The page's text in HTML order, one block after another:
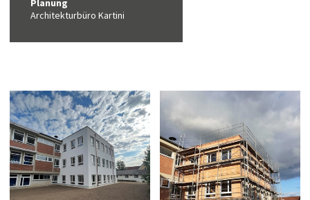
Planung
Architekturbüro Kartini